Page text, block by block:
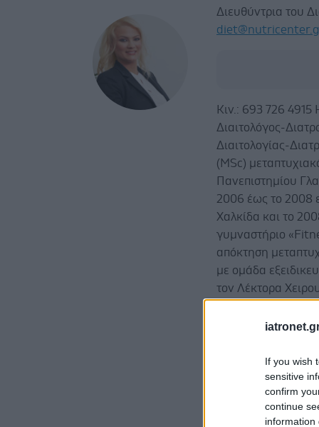
If you wish
sensitive
confirm
continue
information
Διευθύντρια του
Κιν.: 693 726 4915
Διαιτολόγος-
Διαιτολογίας-
(MSc)
Πανεπιστημίου
2006 έως το 2008
Χαλκίδα και το
γυμναστήριο
απόκτηση
με ομάδα
τον Λέκτορα
εργάστηκε ως
συνεργασία της
υπεύθυνη του
πολύπλευρη και
σε πληθώρα